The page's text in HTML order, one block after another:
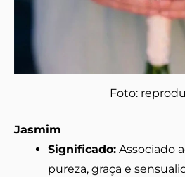
Foto:
Jasmim
Significado: Associado
pureza, graça e